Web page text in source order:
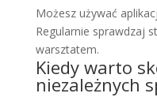
Możesz używać
Regularnie sprawdzaj
warsztatem.
Kiedy warto
niezależnych